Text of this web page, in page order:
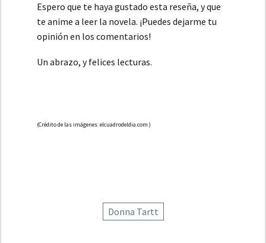
Espero que te haya gustado esta reseña, y que
te anime a leer la novela. ¡Puedes dejarme tu
opinión en los comentarios!
Un abrazo, y felices lecturas.
(Crédito de las imágenes: elcuadrodeldia.com )
Donna Tartt